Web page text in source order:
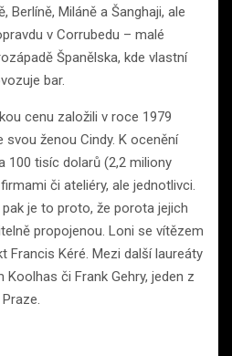
Berlíně, Miláně a Šanghaji, ale
v Corrubedu – malé
Španělska, kde vlastní
bar.
cenu založili v roce 1979
ženou Cindy. K ocenění
100 tisíc dolarů (2,2 miliony
či ateliéry, ale jednotlivci.
je to proto, že porota jejich
propojenou. Loni se vítězem
Francis Kéré. Mezi další laureáty
Koolhas či Frank Gehry, jeden z